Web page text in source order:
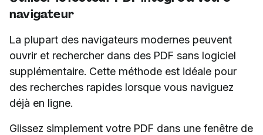
navigateur
La plupart des navigateurs modernes peuvent
ouvrir et rechercher dans des PDF sans logiciel
supplémentaire. Cette méthode est idéale pour
des recherches rapides lorsque vous naviguez
déjà en ligne.
Glissez simplement votre PDF dans une fenêtre de